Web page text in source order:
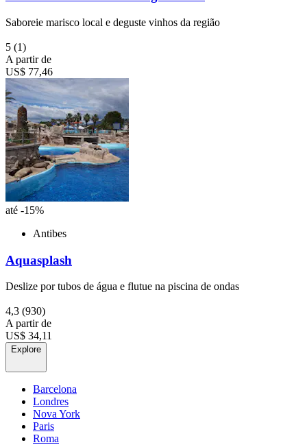
Saboreie marisco local e deguste vinhos da região
5 (1)
A partir de
US$ 77,46
até -15%
Antibes
Aquasplash
Deslize por tubos de água e flutue na piscina de ondas
4,3 (930)
A partir de
US$ 34,11
Explore
Barcelona
Londres
Nova York
Paris
Roma